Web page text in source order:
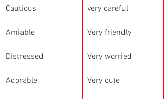
Cautious very careful
Amiable Very friendly
Distressed Very worried
Adorable Very cute